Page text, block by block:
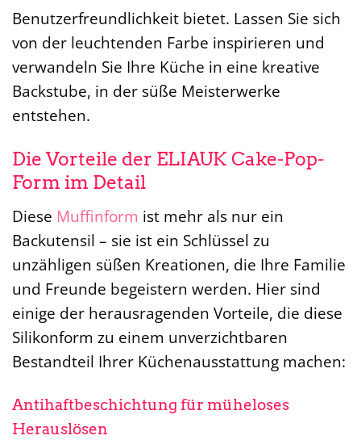
Benutzerfreundlichkeit bietet. Lassen Sie sich
von der leuchtenden Farbe inspirieren und
verwandeln Sie Ihre Küche in eine kreative
Backstube, in der süße Meisterwerke
entstehen.
Die Vorteile der ELIAUK Cake-Pop-
Form im Detail
Diese Muffinform ist mehr als nur ein
Backutensil – sie ist ein Schlüssel zu
unzähligen süßen Kreationen, die Ihre Familie
und Freunde begeistern werden. Hier sind
einige der herausragenden Vorteile, die diese
Silikonform zu einem unverzichtbaren
Bestandteil Ihrer Küchenausstattung machen:
Antihaftbeschichtung für müheloses
Herauslösen